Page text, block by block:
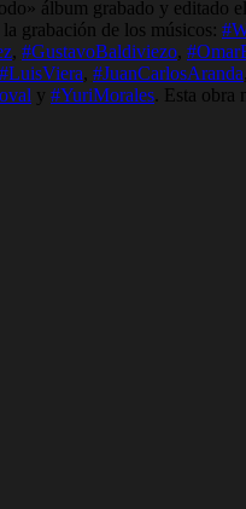
álbum grabado y editado
grabación de los músicos:
, #GustavoBaldiviezo,
#LuisViera, #JuanCarlosAranda,
y #YuriMorales . Esta